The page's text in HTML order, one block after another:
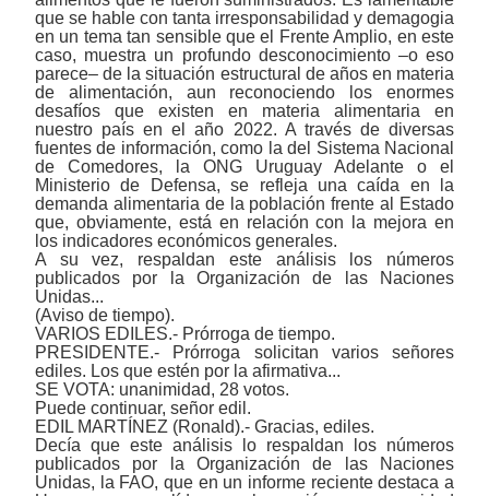
que se hable con tanta irresponsabilidad y demagogia
en un tema tan sensible que el Frente Amplio, en este
caso, muestra un profundo desconocimiento ‒o eso
parece‒ de la situación estructural de años en materia
de alimentación, aun reconociendo los enormes
desafíos que existen en materia alimentaria en
nuestro país en el año 2022. A través de diversas
fuentes de información, como la del Sistema Nacional
de Comedores, la ONG Uruguay Adelante o el
Ministerio de Defensa, se refleja una caída en la
demanda alimentaria de la población frente al Estado
que, obviamente, está en relación con la mejora en
los indicadores económicos generales.
A su vez, respaldan este análisis los números
publicados por la Organización de las Naciones
Unidas...
(Aviso de tiempo).
VARIOS EDILES.- Prórroga de tiempo.
PRESIDENTE.- Prórroga solicitan varios señores
ediles. Los que estén por la afirmativa...
SE VOTA: unanimidad, 28 votos.
Puede continuar, señor edil.
EDIL MARTÍNEZ (Ronald).- Gracias, ediles.
Decía que este análisis lo respaldan los números
publicados por la Organización de las Naciones
Unidas, la FAO, que en un informe reciente destaca a